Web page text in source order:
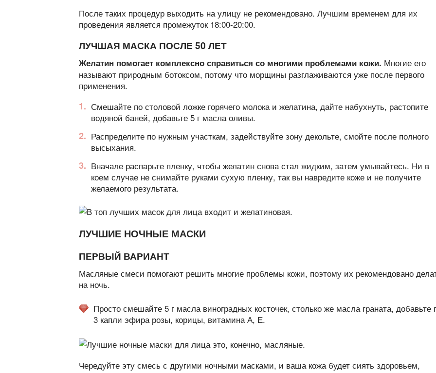
После таких процедур выходить на улицу не рекомендовано. Лучшим временем для их
проведения является промежуток 18:00-20:00.
ЛУЧШАЯ МАСКА ПОСЛЕ 50 ЛЕТ
Желатин помогает комплексно справиться со многими проблемами кожи. Многие его
называют природным ботоксом, потому что морщины разглаживаются уже после первого
применения.
Смешайте по столовой ложке горячего молока и желатина, дайте набухнуть, растопите
водяной баней, добавьте 5 г масла оливы.
Распределите по нужным участкам, задействуйте зону декольте, смойте после полного
высыхания.
Вначале распарьте пленку, чтобы желатин снова стал жидким, затем умывайтесь. Ни в
коем случае не снимайте руками сухую пленку, так вы навредите коже и не получите
желаемого результата.
ЛУЧШИЕ НОЧНЫЕ МАСКИ
ПЕРВЫЙ ВАРИАНТ
Масляные смеси помогают решить многие проблемы кожи, поэтому их рекомендовано
на ночь.
Просто смешайте 5 г масла виноградных косточек, столько же масла граната, добавьте
3 капли эфира розы, корицы, витамина А, Е.
Чередуйте эту смесь с другими ночными масками, и ваша кожа будет сиять здоровьем,